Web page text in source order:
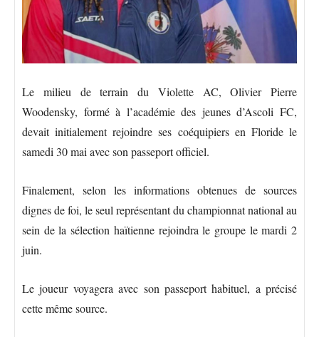
Le milieu de terrain du Violette AC, Olivier Pierre
Woodensky, formé à l’académie des jeunes d’Ascoli FC,
devait initialement rejoindre ses coéquipiers en Floride le
samedi 30 mai avec son passeport officiel.
Finalement, selon les informations obtenues de sources
dignes de foi, le seul représentant du championnat national au
sein de la sélection haïtienne rejoindra le groupe le mardi 2
juin.
Le joueur voyagera avec son passeport habituel, a précisé
cette même source.